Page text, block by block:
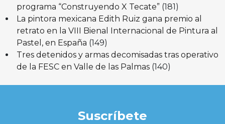
programa “Construyendo X Tecate” (181)
La pintora mexicana Edith Ruiz gana premio al
retrato en la VIII Bienal Internacional de Pintura al
Pastel, en España (149)
Tres detenidos y armas decomisadas tras operativo
de la FESC en Valle de las Palmas (140)
Suscríbete